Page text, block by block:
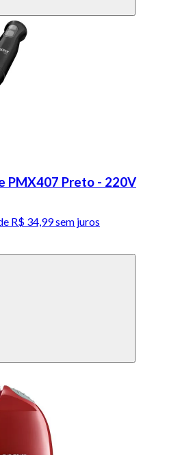
PMX407 Preto - 220V
R$ 34,99 sem juros